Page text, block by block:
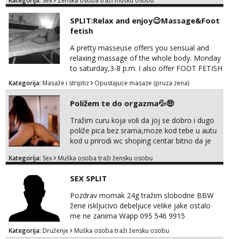
tel:0,93€ - mob:1,12€ min
Anita
Čekam tvoj poziv!
Tel:064/677-677- Kod: #87
tel:0,93€ - mob:1,12€ min
Zara
Čekam tvoj poziv!
064/677-677- Kod: #123
Anđela
Čekam tvoj poziv!
Tel:064/677-677- Kod: #142
tel:0,93€ - mob:1,12€ min
Čekam tvoj poziv!
064/677-677
tel:0,93€ - mob:1,12€ min
na link ispod i nadji me tamo, cekam te!
SPLIT:Relax and enjoy😉Massage&Foot
fetish
A pretty masseuse offers you sensual and
relaxing massage of the whole body. Monday
to saturday,3-8 p.m. I also offer FOOT FETISH
for lovers of beautiful feets👣👠👡👢 Calls
only,no messages! *NO SEX *PRIORITY IS
GIVEN TO REGULAR CLIENTS
Kategorija: Masaže i striptiz Opustajuce masaze (pruza zena)
Poližem te do orgazma💦🤑
Tražim curu koja voli da joj se dobro i dugo
poliže pica bez srama,moze kod tebe u autu
kod u prirodi wc shoping centar bitno da je
jer nisam solo. Zgodan sam i diskretan,sliku
za brz dogovor Kontakt 0958759047
Kategorija: Sex Muška osoba traži žensku osobu
SEX SPLIT
Pozdrav momak 24g tražim slobodne BBW
žene iskljucivo debeljuce velike jake ostalo
me ne zanima Wapp 095 546 9915
Kategorija: Druženje Muška osoba traži žensku osobu